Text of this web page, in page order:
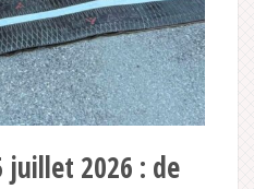
juillet 2026 : de